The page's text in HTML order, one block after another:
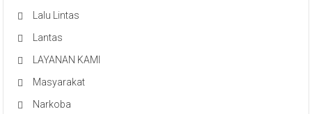
Lalu Lintas
Lantas
LAYANAN KAMI
Masyarakat
Narkoba